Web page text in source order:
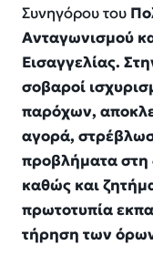
Συνηγόρου του
Ανταγωνισμού
Εισαγγελίας.
σοβαροί
παρόχων,
αγορά,
προβλήματα στη
καθώς και
πρωτοτυπία
τήρηση των